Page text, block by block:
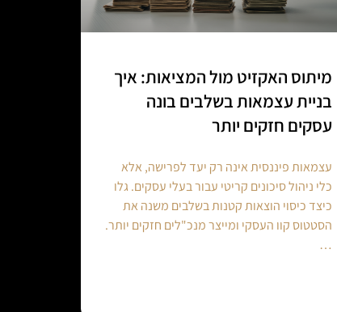
מיתוס האקזיט מול המציאות: איך
בניית עצמאות בשלבים בונה
עסקים חזקים יותר
עצמאות פיננסית אינה רק יעד לפרישה, אלא
כלי ניהול סיכונים קריטי עבור בעלי עסקים. גלו
כיצד כיסוי הוצאות קטנות בשלבים משנה את
הסטטוס קוו העסקי ומייצר מנכ"לים חזקים יותר.
…